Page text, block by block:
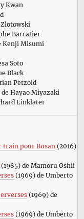
Kwan
Zlotowski
Barratier
Kenji Misumi
Soto
Black
Petzold
Hayao Miyazaki
Linklater
train pour Busan (2016)
(1985) de Mamoru Oshii
(1969) de Umberto
(1969) de
(1969) de Umberto